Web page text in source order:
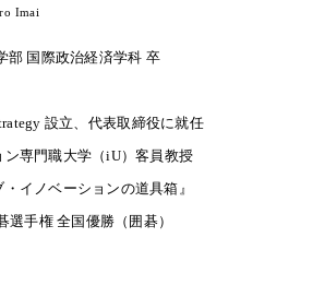
Imai
部 国際政治経済学科 卒
設立、代表取締役に就任
専門職大学（iU）客員教授
イノベーションの道具箱』
選手権 全国優勝（囲碁）